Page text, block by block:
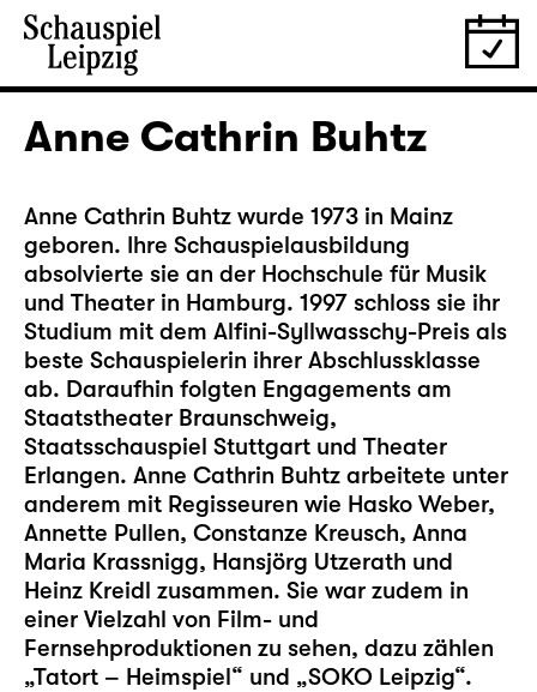
Anne Cathrin Buhtz
Anne Cathrin Buhtz wurde 1973 in Mainz
geboren. Ihre Schauspielausbildung
absolvierte sie an der Hochschule für Musik
und Theater in Hamburg. 1997 schloss sie ihr
Studium mit dem Alfini-Syllwasschy-Preis als
beste Schauspielerin ihrer Abschlussklasse
ab. Daraufhin folgten Engagements am
Staatstheater Braunschweig,
Staatsschauspiel Stuttgart und Theater
Erlangen. Anne Cathrin Buhtz arbeitete unter
anderem mit Regisseuren wie Hasko Weber,
Annette Pullen, Constanze Kreusch, Anna
Maria Krassnigg, Hansjörg Utzerath und
Heinz Kreidl zusammen. Sie war zudem in
einer Vielzahl von Film- und
Fernsehproduktionen zu sehen, dazu zählen
„Tatort – Heimspiel“ und „SOKO Leipzig“.